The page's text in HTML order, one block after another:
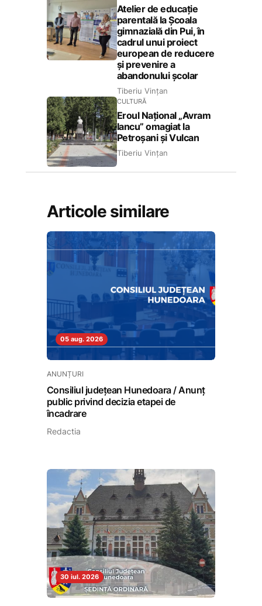
Atelier de educație
parentală la Școala
gimnazială din Pui, în
cadrul unui proiect
european de reducere
și prevenire a
abandonului școlar
Tiberiu Vințan
CULTURĂ
Eroul Național „Avram
Iancu” omagiat la
Petroșani și Vulcan
Tiberiu Vințan
Articole similare
05 aug. 2026
ANUNȚURI
Consiliul județean Hunedoara / Anunț
public privind decizia etapei de
încadrare
Redactia
30 iul. 2026